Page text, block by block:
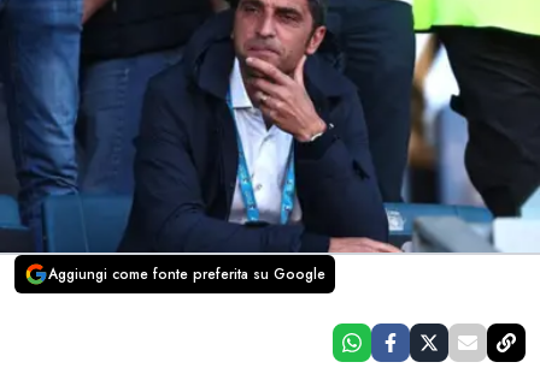
Aggiungi come fonte preferita su Google